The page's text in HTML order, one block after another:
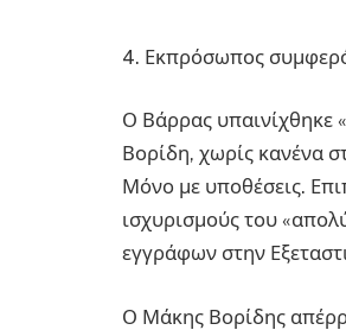
4. Εκπρόσωπος
Ο Βάρρας υπαινίχθηκε
Βορίδη, χωρίς κανένα
Μόνο με υποθέσεις.
ισχυρισμούς του
εγγράφων στην
Ο Μάκης Βορίδης